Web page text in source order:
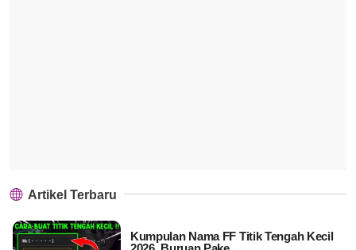
Artikel Terbaru
Kumpulan Nama FF Titik Tengah Kecil